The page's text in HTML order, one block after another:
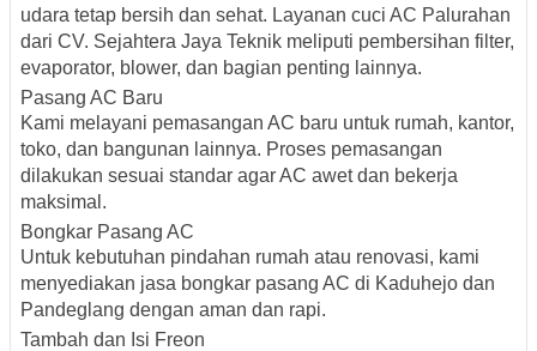
udara tetap bersih dan sehat. Layanan cuci AC Palurahan
dari CV. Sejahtera Jaya Teknik meliputi pembersihan filter,
evaporator, blower, dan bagian penting lainnya.
Pasang AC Baru
Kami melayani pemasangan AC baru untuk rumah, kantor,
toko, dan bangunan lainnya. Proses pemasangan
dilakukan sesuai standar agar AC awet dan bekerja
maksimal.
Bongkar Pasang AC
Untuk kebutuhan pindahan rumah atau renovasi, kami
menyediakan jasa bongkar pasang AC di Kaduhejo dan
Pandeglang dengan aman dan rapi.
Tambah dan Isi Freon